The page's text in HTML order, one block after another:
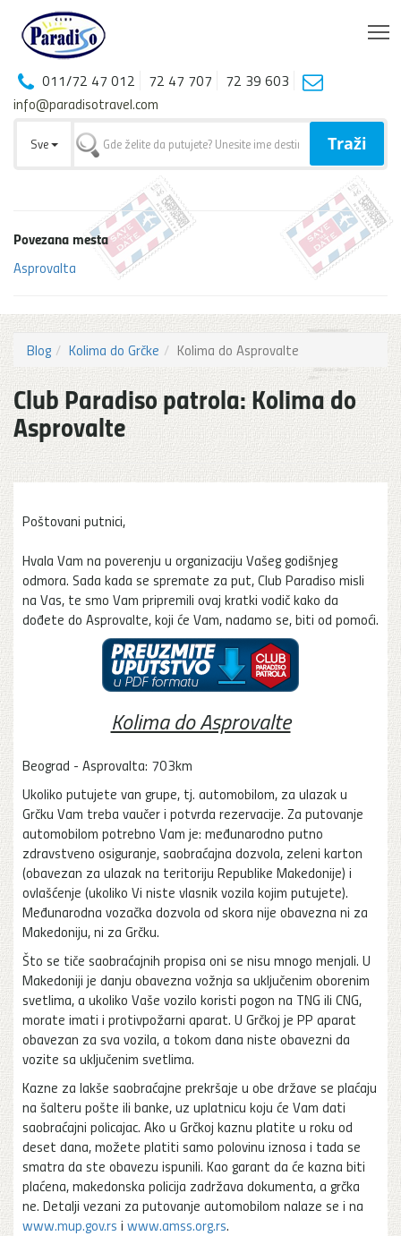
011/72 47 012 72 47 707
72 39 603
info@paradisotravel.com
Sve Traži
Povezana mesta
Asprovalta
Blog Kolima do Grčke Kolima do Asprovalte
Club Paradiso patrola: Kolima do
Asprovalte
Poštovani putnici,
Hvala Vam na poverenju u organizaciju Vašeg godišnjeg
odmora. Sada kada se spremate za put, Club Paradiso misli
na Vas, te smo Vam pripremili ovaj kratki vodič kako da
dođete do Asprovalte, koji će Vam, nadamo se, biti od pomoći.
Kolima do Asprovalte
Beograd - Asprovalta: 703km
Ukoliko putujete van grupe, tj. automobilom, za ulazak u
Grčku Vam treba vaučer i potvrda rezervacije. Za putovanje
automobilom potrebno Vam je: međunarodno putno
zdravstveno osiguranje, saobraćajna dozvola, zeleni karton
(obavezan za ulazak na teritoriju Republike Makedonije) i
ovlašćenje (ukoliko Vi niste vlasnik vozila kojim putujete).
Međunarodna vozačka dozvola od skora nije obavezna ni za
Makedoniju, ni za Grčku.
Što se tiče saobraćajnih propisa oni se nisu mnogo menjali. U
Makedoniji je danju obavezna vožnja sa uključenim oborenim
svetlima, a ukoliko Vaše vozilo koristi pogon na TNG ili CNG,
morate imati i protivpožarni aparat. U Grčkoj je PP aparat
obavezan za sva vozila, a tokom dana niste obavezni da
vozite sa uključenim svetlima.
Kazne za lakše saobraćajne prekršaje u obe države se plaćaju
na šalteru pošte ili banke, uz uplatnicu koju će Vam dati
saobraćajni policajac. Ako u Grčkoj kaznu platite u roku od
deset dana, možete platiti samo polovinu iznosa i tada se
smatra da ste obavezu ispunili. Kao garant da će kazna biti
plaćena, makedonska policija zadržava dokumenta, a grčka
ne. Detalji vezani za putovanje automobilom nalaze se i na
www.mup.gov.rs i www.amss.org.rs.